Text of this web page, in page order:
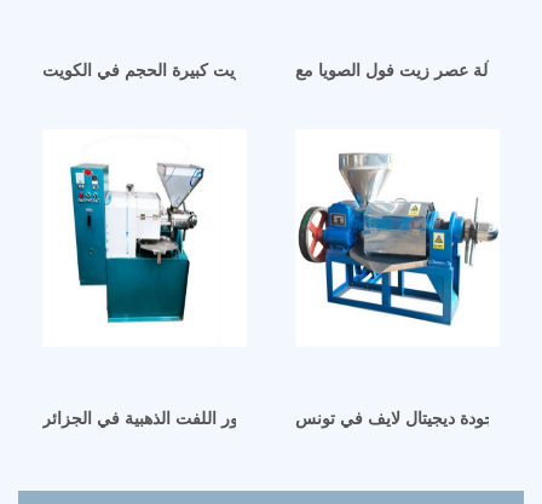
ماكينة عصر زيت كبيرة الحجم في الكويت
مورد آلة استخراج زيت بذور اللفت الذهبية في الجزائر
الجودة ديجيتال لايف في تونس